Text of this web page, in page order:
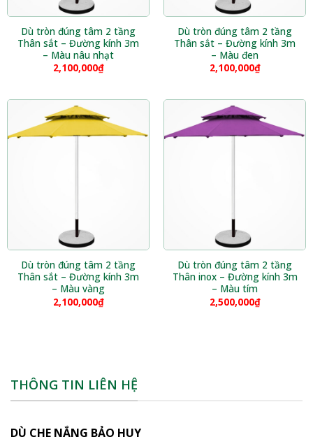
Dù tròn đúng tâm 2 tầng
Thân sắt – Đường kính 3m
– Màu nâu nhạt
2,100,000₫
Dù tròn đúng tâm 2 tầng
Thân sắt – Đường kính 3m
– Màu đen
2,100,000₫
Dù tròn đúng tâm 2 tầng
Thân sắt – Đường kính 3m
– Màu vàng
2,100,000₫
Dù tròn đúng tâm 2 tầng
Thân inox – Đường kính 3m
– Màu tím
2,500,000₫
THÔNG TIN LIÊN HỆ
DÙ CHE NẮNG BẢO HUY